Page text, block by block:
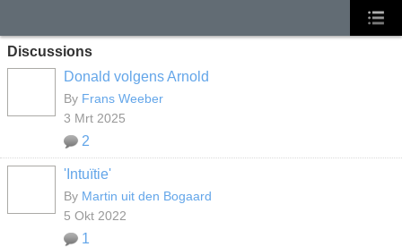
Discussions
Donald volgens Arnold
By Frans Weeber
3 Mrt 2025
2
'Intuïtie'
By Martin uit den Bogaard
5 Okt 2022
1